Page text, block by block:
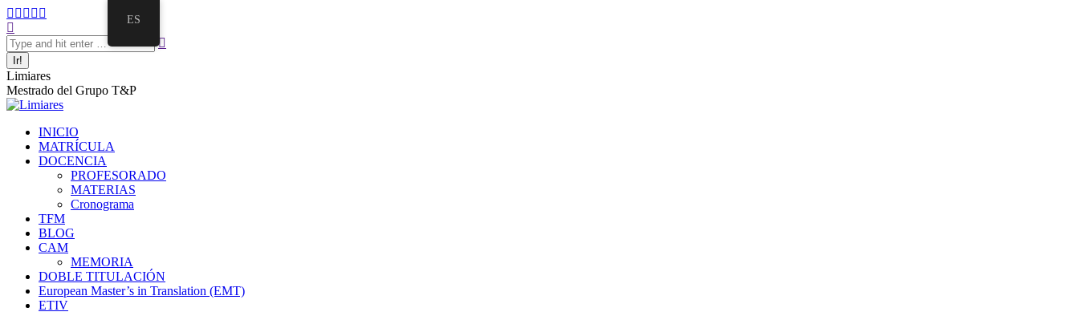
Limiares
Mestrado del Grupo T&P
INICIO
MATRÍCULA
DOCENCIA
PROFESORADO
MATERIAS
Cronograma
TFM
BLOG
CAM
MEMORIA
DOBLE TITULACIÓN
European Master’s in Translation (EMT)
ETIV
ES